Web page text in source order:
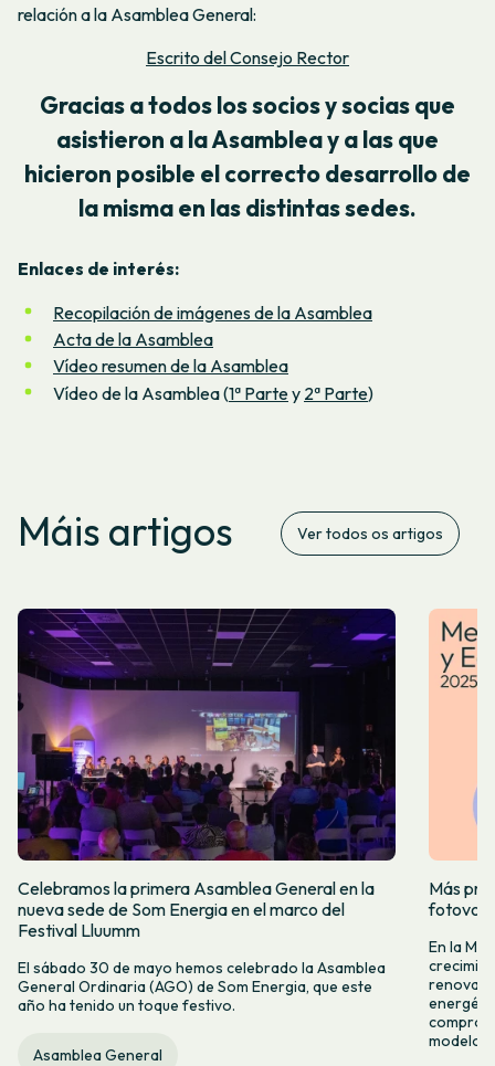
relación a la Asamblea General:
Escrito del Consejo Rector
Gracias a todos los socios y socias que
asistieron a la Asamblea y a las que
hicieron posible el correcto desarrollo de
la misma en las distintas sedes.
Enlaces de interés:
Recopilación de imágenes de la Asamblea
Acta de la Asamblea
Vídeo resumen de la Asamblea
Vídeo de la Asamblea (1ª Partey 2ª Parte)
Máis artigos Ver todos os artigos
Celebramos la primera Asamblea General en la
nueva sede de Som Energia en el marco del
Festival Lluumm
El sábado 30 de mayo hemos celebrado la Asamblea
General Ordinaria (AGO) de Som Energia, que este
año ha tenido un toque festivo.
Asamblea General
Más
En la
modelo